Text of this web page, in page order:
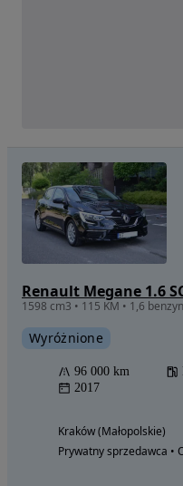
Renault Megane 1.6
Wyróżnione
96 000 km
2017
Kraków (Małopolskie)
Prywatny sprzedawca •